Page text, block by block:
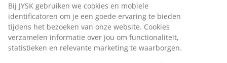
Bij JYSK gebruiken we cookies en mobiele
identificatoren om je een goede ervaring te bieden
tijdens het bezoeken van onze website. Cookies
verzamelen informatie over jou om functionaliteit,
statistieken en relevante marketing te waarborgen.